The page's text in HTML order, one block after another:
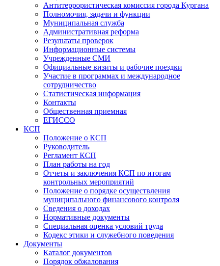
Антитеррористическая комиссия города Кургана
Полномочия, задачи и функции
Муниципальная служба
Административная реформа
Результаты проверок
Информационные системы
Учрежденные СМИ
Официальные визиты и рабочие поездки
Участие в программах и международное
сотрудничество
Статистическая информация
Контакты
Общественная приемная
ЕГИССО
КСП
Положение о КСП
Руководитель
Регламент КСП
План работы на год
Отчеты и заключения КСП по итогам
контрольных мероприятий
Положение о порядке осуществления
муниципального финансового контроля
Сведения о доходах
Нормативные документы
Специальная оценка условий труда
Кодекс этики и служебного поведения
Документы
Каталог документов
Порядок обжалования